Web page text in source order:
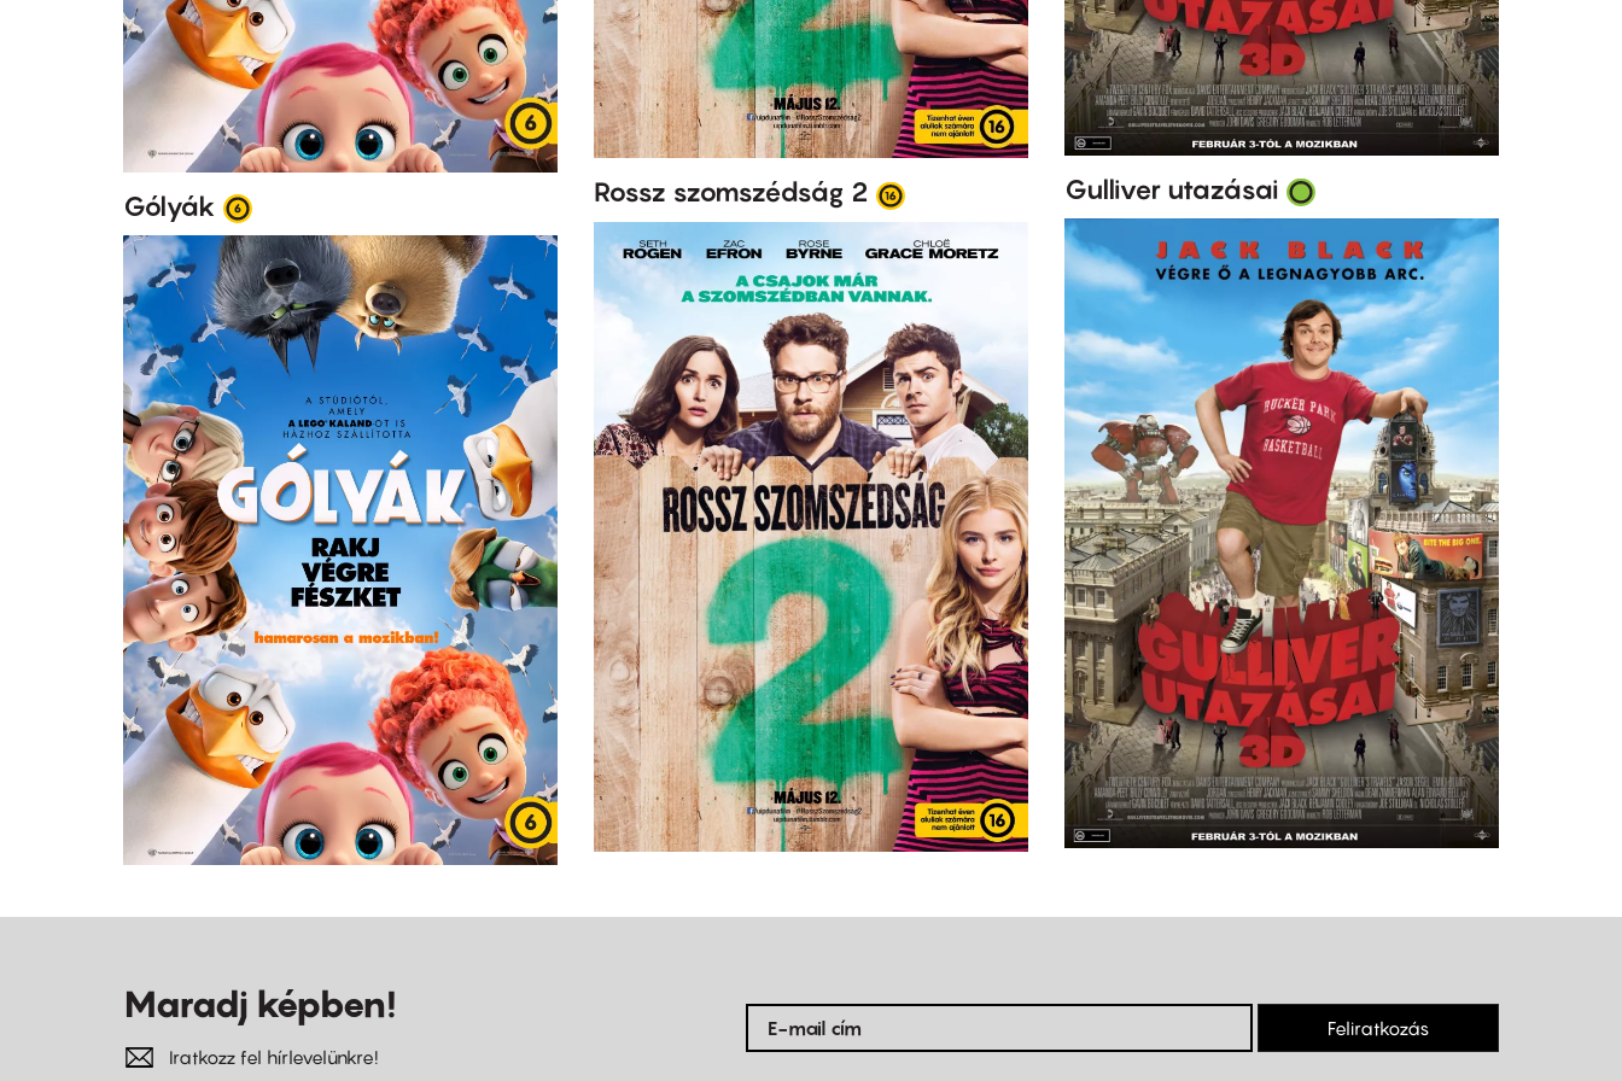
Gólyák Rossz szomszédság 2 Gulliver utazásai
Maradj képben!
Iratkozz fel hírlevelünkre!
Feliratkozás